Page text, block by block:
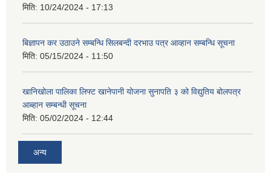
मिति: 10/24/2024 - 17:13
बिज्ञापन कर उठाउने सम्बन्धि सिलबन्दी दरभाउ पत्र आव्हान सम्बन्धि सूचना
मिति: 05/15/2024 - 11:50
खानिखोला पालिका लिफ्ट खानेपानी योजना सुनापति ३ को विद्युतिय बोलपत्र
आब्हान सम्बन्धी सूचना
मिति: 05/02/2024 - 12:44
अन्य